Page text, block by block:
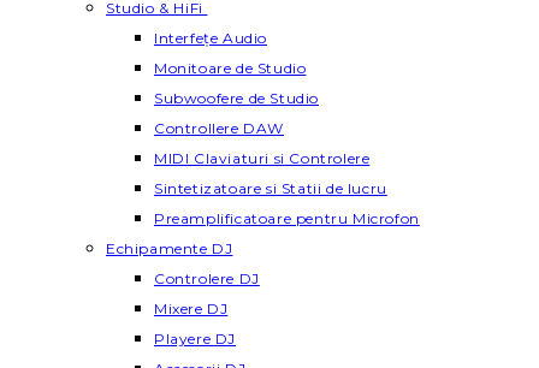
Studio & HiFi
Interfețe Audio
Monitoare de Studio
Subwoofere de Studio
Controllere DAW
MIDI Claviaturi si Controlere
Sintetizatoare si Statii de lucru
Preamplificatoare pentru Microfon
Echipamente DJ
Controlere DJ
Mixere DJ
Playere DJ